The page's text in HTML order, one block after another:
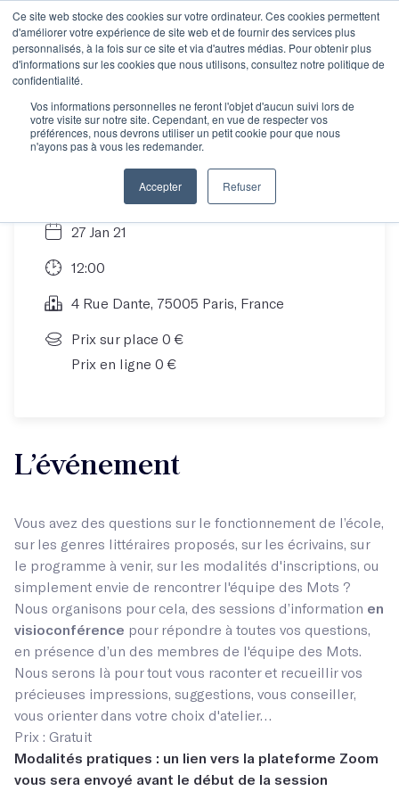
Ce site web stocke des cookies sur votre ordinateur. Ces cookies permettent
d'améliorer votre expérience de site web et de fournir des services plus
personnalisés, à la fois sur ce site et via d'autres médias. Pour obtenir plus
d'informations sur les cookies que nous utilisons, consultez notre politique de
confidentialité.
Vos informations personnelles ne feront l'objet d'aucun suivi lors de
votre visite sur notre site. Cependant, en vue de respecter vos
préférences, nous devrons utiliser un petit cookie pour que nous
n'ayons pas à vous les redemander.
Accepter Refuser
Découvrez Les Mots...
en ligne !
27 Jan 21
12:00
4 Rue Dante, 75005 Paris, France
Prix sur place 0 €
Prix en ligne 0 €
L’événement
Vous avez des questions sur le fonctionnement de l’école,
sur les genres littéraires proposés, sur les écrivains, sur
le programme à venir, sur les modalités d'inscriptions, ou
simplement envie de rencontrer l'équipe des Mots ?
Nous organisons pour cela, des sessions d’information en
visioconférence pour répondre à toutes vos questions,
en présence d’un des membres de l'équipe des Mots.
Nous serons là pour tout vous raconter et recueillir vos
précieuses impressions, suggestions, vous conseiller,
vous orienter dans votre choix d'atelier…
Prix : Gratuit
Modalités pratiques : un lien vers la plateforme Zoom
vous sera envoyé avant le début de la session